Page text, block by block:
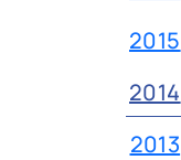
2015
2014
2013